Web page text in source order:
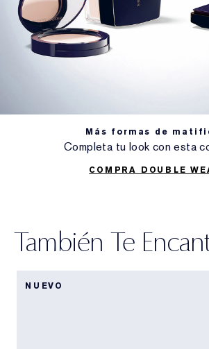
Más formas de
Completa tu look con esta
COMPRA DOUBLE
También Te
NUEVO